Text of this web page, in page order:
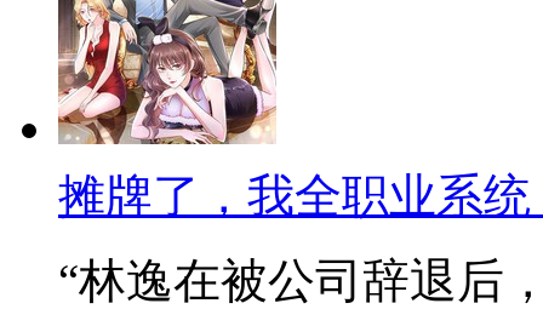
摊牌了，我全职业系统
“林逸在被公司辞退后